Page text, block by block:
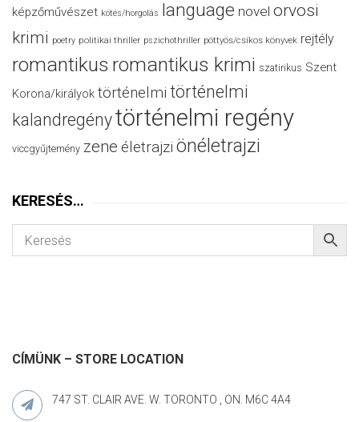
képzőművészet kötés/horgolás language novel orvosi
krimi poetry politikai thriller pszichothriller pöttyös/csíkos könyvek rejtély
romantikus romantikus krimi szatirikus Szent
Korona/királyok történelmi történelmi
kalandregénytörténelmi regény
viccgyűjtemény zene életrajzi önéletrajzi
KERESÉS…
CÍMÜNK – STORE LOCATION
747 ST. CLAIR AVE. W. TORONTO , ON. M6C 4A4